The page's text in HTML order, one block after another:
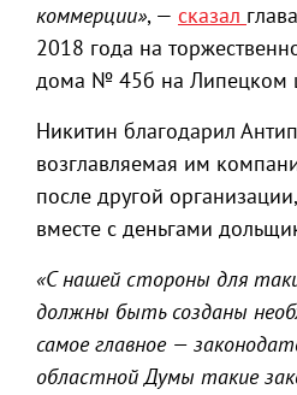
коммерции», — сказал
2018 года на
дома № 45б на Липецком
Никитин благодарил
возглавляемая им
после другой
вместе с деньгами
«С нашей стороны для
должны быть созданы
самое главное —
областной Думы такие